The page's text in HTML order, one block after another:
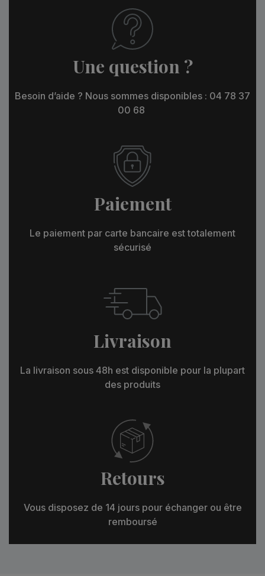
Une question ?
Besoin d’aide ? Nous sommes disponibles : 04 78 37
00 68
Paiement
Le paiement par carte bancaire est totalement
sécurisé
Livraison
La livraison sous 48h est disponible pour la plupart
des produits
Retours
Vous disposez de 14 jours pour échanger ou être
remboursé